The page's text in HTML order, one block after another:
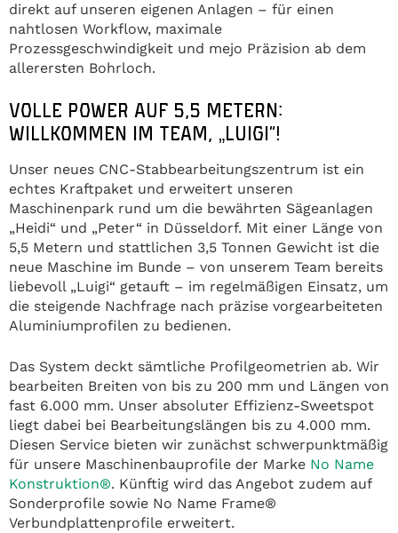
direkt auf unseren eigenen Anlagen – für einen
nahtlosen Workflow, maximale
Prozessgeschwindigkeit und mejo Präzision ab dem
allerersten Bohrloch.
VOLLE POWER AUF 5,5 METERN:
WILLKOMMEN IM TEAM, „LUIGI“!
Unser neues CNC-Stabbearbeitungszentrum ist ein
echtes Kraftpaket und erweitert unseren
Maschinenpark rund um die bewährten Sägeanlagen
„Heidi“ und „Peter“ in Düsseldorf. Mit einer Länge von
5,5 Metern und stattlichen 3,5 Tonnen Gewicht ist die
neue Maschine im Bunde – von unserem Team bereits
liebevoll „Luigi“ getauft – im regelmäßigen Einsatz, um
die steigende Nachfrage nach präzise vorgearbeiteten
Aluminiumprofilen zu bedienen.
Das System deckt sämtliche Profilgeometrien ab. Wir
bearbeiten Breiten von bis zu 200 mm und Längen von
fast 6.000 mm. Unser absoluter Effizienz-Sweetspot
liegt dabei bei Bearbeitungslängen bis zu 4.000 mm.
Diesen Service bieten wir zunächst schwerpunktmäßig
für unsere Maschinenbauprofile der Marke No Name
Konstruktion®. Künftig wird das Angebot zudem auf
Sonderprofile sowie No Name Frame®
Verbundplattenprofile erweitert.